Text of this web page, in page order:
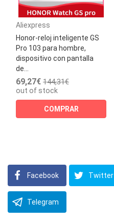
Aliexpress
Honor-reloj inteligente GS
Pro 103 para hombre,
dispositivo con pantalla
de...
69,27€ 144,31€
out of stock
COMPRAR
Facebook Twitter
Telegram